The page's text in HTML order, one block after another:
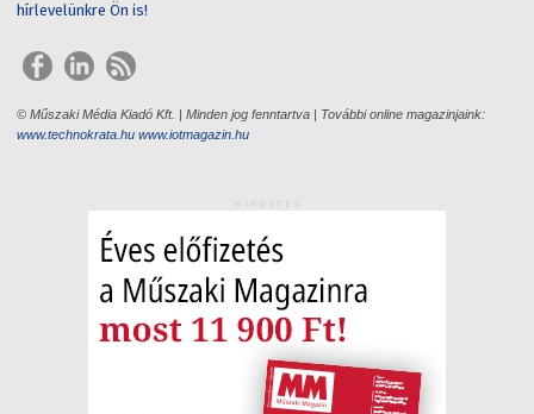
hírlevelünkre Ön is!
© Műszaki Média Kiadó Kft. | Minden jog fenntartva | További online magazinjaink:
www.technokrata.hu www.iotmagazin.hu
HIRDETÉS